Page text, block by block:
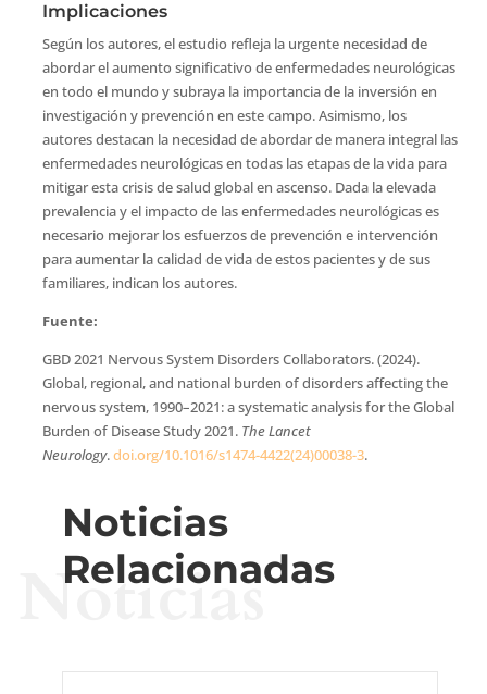
Implicaciones
Según los autores, el estudio refleja la urgente necesidad de
abordar el aumento significativo de enfermedades neurológicas
en todo el mundo y subraya la importancia de la inversión en
investigación y prevención en este campo. Asimismo, los
autores destacan la necesidad de abordar de manera integral las
enfermedades neurológicas en todas las etapas de la vida para
mitigar esta crisis de salud global en ascenso. Dada la elevada
prevalencia y el impacto de las enfermedades neurológicas es
necesario mejorar los esfuerzos de prevención e intervención
para aumentar la calidad de vida de estos pacientes y de sus
familiares, indican los autores.
Fuente:
GBD 2021 Nervous System Disorders Collaborators. (2024).
Global, regional, and national burden of disorders affecting the
nervous system, 1990–2021: a systematic analysis for the Global
Burden of Disease Study 2021. The Lancet
Neurology.doi.org/10.1016/s1474-4422(24)00038-3.
Noticias
Relacionadas
Noticias